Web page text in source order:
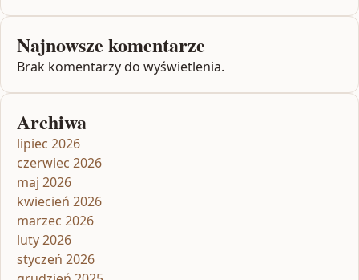
Najnowsze komentarze
Brak komentarzy do wyświetlenia.
Archiwa
lipiec 2026
czerwiec 2026
maj 2026
kwiecień 2026
marzec 2026
luty 2026
styczeń 2026